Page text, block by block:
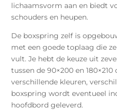
lichaamsvorm aan en biedt
schouders en heupen.
De boxspring zelf is
met een goede toplaag die
vult. Je hebt de keuze uit
tussen de 90×200 en
verschillende kleuren,
boxspring wordt eventueel
hoofdbord geleverd.